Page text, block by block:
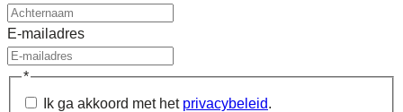
E-mailadres
*
Ik ga akkoord met het privacybeleid.